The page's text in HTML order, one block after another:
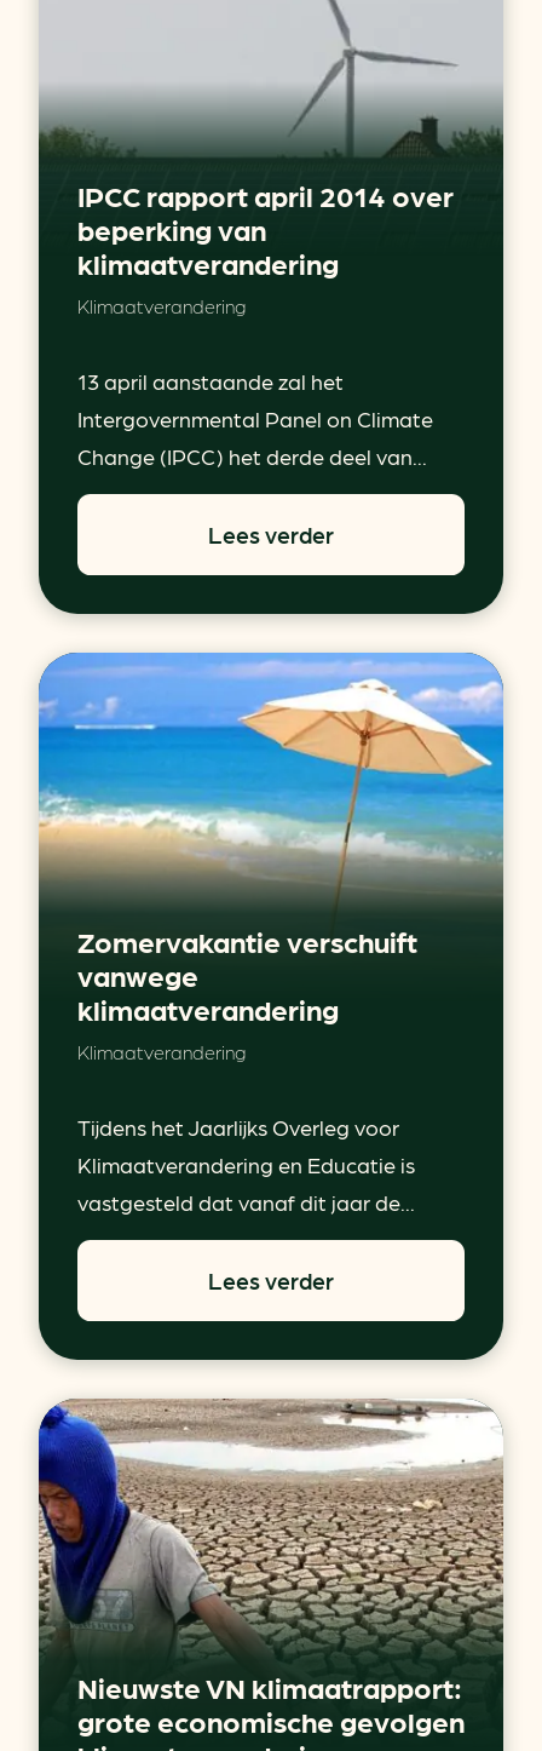
IPCC rapport april 2014 over
beperking van
klimaatverandering
Klimaatverandering
13 april aanstaande zal het
Intergovernmental Panel on Climate
Change (IPCC) het derde deel van...
Lees verder
Zomervakantie verschuift
vanwege
klimaatverandering
Klimaatverandering
Tijdens het Jaarlijks Overleg voor
Klimaatverandering en Educatie is
vastgesteld dat vanaf dit jaar de...
Lees verder
Nieuwste VN klimaatrapport:
grote economische gevolgen